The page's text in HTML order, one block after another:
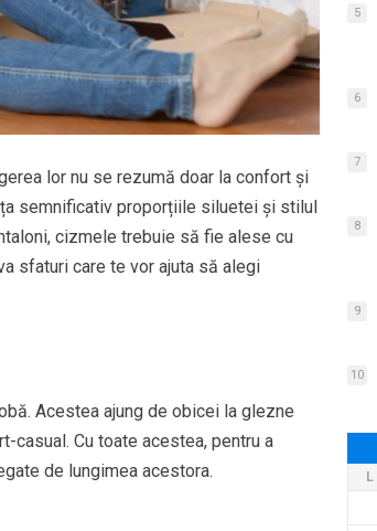
lor nu se rezumă doar la confort și
semnificativ proporțiile siluetei și stilul
cizmele trebuie să fie alese cu
sfaturi care te vor ajuta să alegi
Acestea ajung de obicei la glezne
casual. Cu toate acestea, pentru a
de lungimea acestora.
5
6
7
8
9
10
L